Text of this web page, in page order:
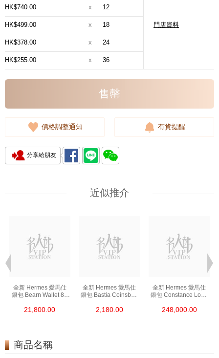
門店資料
HK$740.00 x 12
HK$499.00 x 18
HK$378.00 x 24
HK$255.00 x 36
售罄
價格調整通知 有貨提醒
分享給朋友
近似推介
全新 Hermes 愛馬仕
銀包 Bearn Wallet 89
短身抽帶款銀包
21,800.00
全新 Hermes 愛馬仕
銀包 Bastia Coinsbag
零錢包
2,180.00
全新 Hermes 愛馬仕
銀包 Constance Long
Croco 銀扣
248,000.00
商品名稱